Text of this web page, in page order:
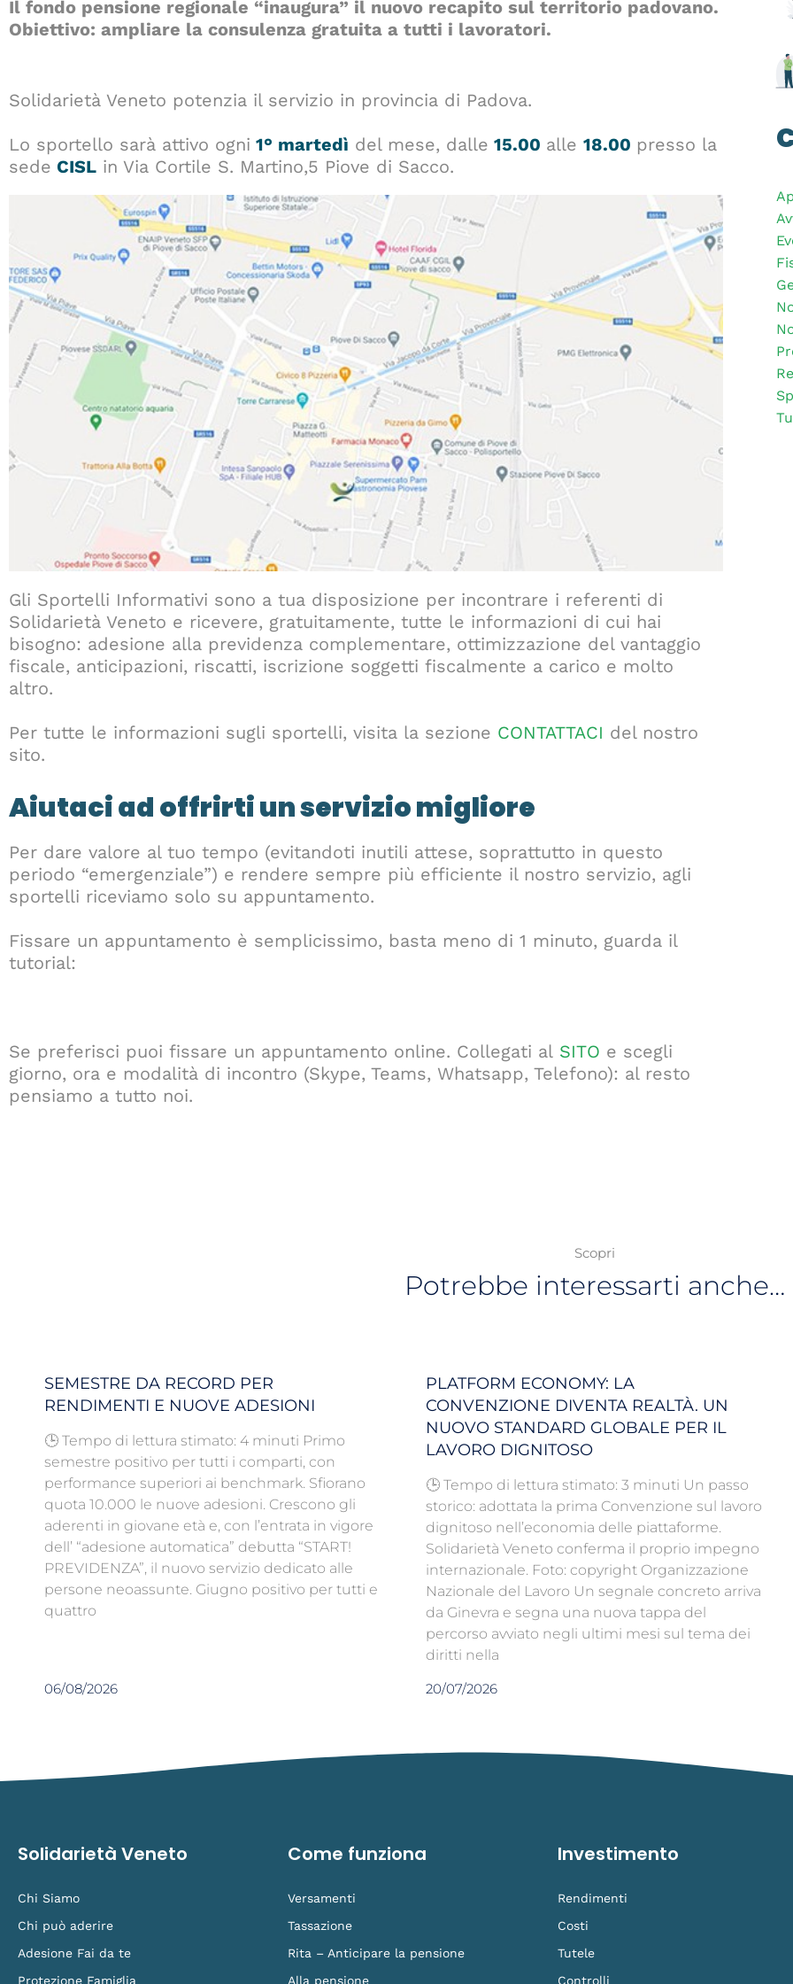
Il fondo pensione regionale “inaugura” il nuovo recapito sul territorio padovano.
Obiettivo: ampliare la consulenza gratuita a tutti i lavoratori.
Solidarietà Veneto potenzia il servizio in provincia di Padova.
Lo sportello sarà attivo ogni 1° martedì del mese, dalle 15.00 alle 18.00 presso la
sede CISL in Via Cortile S. Martino,5 Piove di Sacco.
Gli Sportelli Informativi sono a tua disposizione per incontrare i referenti di
Solidarietà Veneto e ricevere, gratuitamente, tutte le informazioni di cui hai
bisogno: adesione alla previdenza complementare, ottimizzazione del vantaggio
fiscale, anticipazioni, riscatti, iscrizione soggetti fiscalmente a carico e molto
altro.
Per tutte le informazioni sugli sportelli, visita la sezione CONTATTACI del nostro
sito.
Aiutaci ad offrirti un servizio migliore
Per dare valore al tuo tempo (evitandoti inutili attese, soprattutto in questo
periodo “emergenziale”) e rendere sempre più efficiente il nostro servizio, agli
sportelli riceviamo solo su appuntamento.
Fissare un appuntamento è semplicissimo, basta meno di 1 minuto, guarda il
tutorial:
Se preferisci puoi fissare un appuntamento online. Collegati al SITO e scegli
giorno, ora e modalità di incontro (Skype, Teams, Whatsapp, Telefono): al resto
pensiamo a tutto noi.
Scopri
Potrebbe interessarti anche…
SEMESTRE DA RECORD PER
RENDIMENTI E NUOVE ADESIONI
🕒 Tempo di lettura stimato: 4 minuti Primo
semestre positivo per tutti i comparti, con
performance superiori ai benchmark. Sfiorano
quota 10.000 le nuove adesioni. Crescono gli
aderenti in giovane età e, con l’entrata in vigore
dell’ “adesione automatica” debutta “START!
PREVIDENZA”, il nuovo servizio dedicato alle
persone neoassunte. Giugno positivo per tutti e
quattro
06/08/2026
PLATFORM ECONOMY: LA
CONVENZIONE DIVENTA REALTÀ. UN
NUOVO STANDARD GLOBALE PER IL
LAVORO DIGNITOSO
🕒 Tempo di lettura stimato: 3 minuti Un passo
storico: adottata la prima Convenzione sul lavoro
dignitoso nell’economia delle piattaforme.
Solidarietà Veneto conferma il proprio impegno
internazionale. Foto: copyright Organizzazione
Nazionale del Lavoro Un segnale concreto arriva
da Ginevra e segna una nuova tappa del
percorso avviato negli ultimi mesi sul tema dei
diritti nella
20/07/2026
Solidarietà Veneto
Chi Siamo
Chi può aderire
Adesione Fai da te
Protezione Famiglia
Come funziona
Versamenti
Tassazione
Rita – Anticipare la pensione
Alla pensione
Investimento
Rendimenti
Costi
Tutele
Controlli